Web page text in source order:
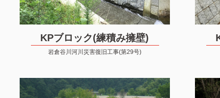
KPブロック(練積み擁壁)
岩倉谷川河川災害復旧工事(第29号)